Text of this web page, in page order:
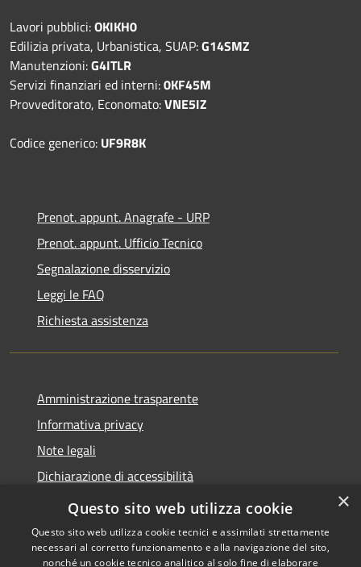
Lavori pubblici:OKIKH0
Edilizia privata, Urbanistica, SUAP:G14SMZ
Manutenzioni:G4ITLR
Servizi finanziari ed interni:0KF45M
Provveditorato, Economato:VNE5IZ
Codice generico: UF9R8K
Prenot. appunt. Anagrafe - URP
Prenot. appunt. Ufficio Tecnico
Segnalazione disservizio
Leggi le FAQ
Richiesta assistenza
Amministrazione trasparente
Informativa privacy
Note legali
Dichiarazione di accessibilità
Whistleblowing
×
Questo sito web utilizza cookie
Questo sito web utilizza cookie tecnici e assimilati strettamente
necessari al corretto funzionamento e alla navigazione del sito,
nonché un cookie tecnico analitico al solo fine di elaborare